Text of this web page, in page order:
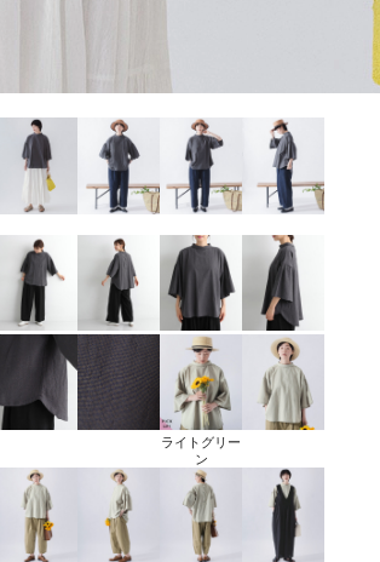
ライトグリー
ン